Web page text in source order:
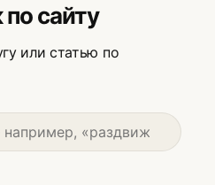
сайту
или статью по